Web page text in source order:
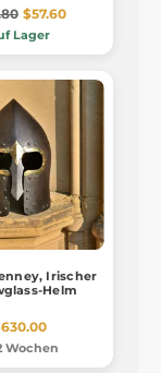
$57.60
Lager
Irischer
Helm
Wochen